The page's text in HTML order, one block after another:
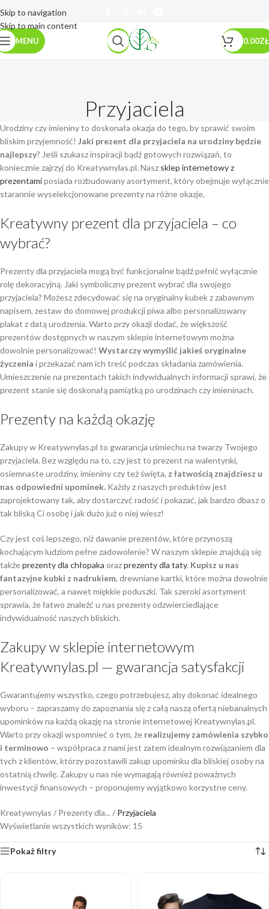
Skip to navigation
Skip to main content
MENU 0.00ZŁ
Przyjaciela
Urodziny czy imieniny to doskonała okazja do tego, by sprawić swoim
bliskim przyjemność! Jaki prezent dla przyjaciela na urodziny będzie
najlepszy? Jeśli szukasz inspiracji bądź gotowych rozwiązań, to
koniecznie zajrzyj do Kreatywnylas.pl. Nasz sklep internetowy z
prezentamiposiada rozbudowany asortyment, który obejmuje wyłącznie
starannie wyselekcjonowane prezenty na różne okazje.
Kreatywny prezent dla przyjaciela – co
wybrać?
Prezenty dla przyjaciela mogą być funkcjonalne bądź pełnić wyłącznie
rolę dekoracyjną. Jaki symboliczny prezent wybrać dla swojego
przyjaciela? Możesz zdecydować się na oryginalny kubek z zabawnym
napisem, zestaw do domowej produkcji piwa albo personalizowany
plakat z datą urodzenia. Warto przy okazji dodać, że większość
prezentów dostępnych w naszym sklepie internetowym można
dowolnie personalizować! Wystarczy wymyślić jakieś oryginalne
życzenia i przekazać nam ich treść podczas składania zamówienia.
Umieszczenie na prezentach takich indywidualnych informacji sprawi, że
prezent stanie się doskonałą pamiątką po urodzinach czy imieninach.
Prezenty na każdą okazję
Zakupy w Kreatywnylas.pl to gwarancja uśmiechu na twarzy Twojego
przyjaciela. Bez względu na to, czy jest to prezent na walentynki,
osiemnaste urodziny, imieniny czy też święta, z łatwością znajdziesz u
nas odpowiedni upominek. Każdy z naszych produktów jest
zaprojektowany tak, aby dostarczyć radość i pokazać, jak bardzo dbasz o
tak bliską Ci osobę i jak dużo już o niej wiesz!
Czy jest coś lepszego, niż dawanie prezentów, które przynoszą
kochającym ludziom pełne zadowolenie? W naszym sklepie znajdują się
takżeprezenty dla chłopaka orazprezenty dla taty. Kupisz u nas
fantazyjne kubki z nadrukiem, drewniane kartki, które można dowolnie
personalizować, a nawet miękkie poduszki. Tak szeroki asortyment
sprawia, że łatwo znaleźć u nas prezenty odzwierciedlające
indywidualność naszych bliskich.
Zakupy w sklepie internetowym
Kreatywnylas.pl — gwarancja satysfakcji
Gwarantujemy wszystko, czego potrzebujesz, aby dokonać idealnego
wyboru – zapraszamy do zapoznania się z całą naszą ofertą niebanalnych
upominków na każdą okazję na stronie internetowej Kreatywnylas.pl.
Warto przy okazji wspomnieć o tym, że realizujemy zamówienia szybko
i terminowo – współpraca z nami jest zatem idealnym rozwiązaniem dla
tych z klientów, którzy pozostawili zakup upominku dla bliskiej osoby na
ostatnią chwilę. Zakupy u nas nie wymagają również poważnych
inwestycji finansowych – proponujemy wyjątkowo korzystne ceny.
Kreatywnylas / Prezenty dla... / Przyjaciela
Wyświetlanie wszystkich wyników: 15
Pokaż filtry